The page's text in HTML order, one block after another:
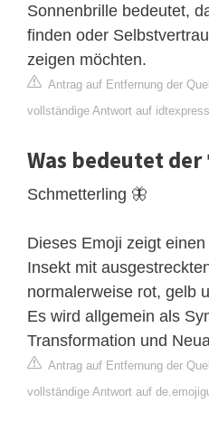
Sonnenbrille bedeutet,
finden oder
zeigen möchten.
Antrag auf Entfernung der
vollständige Antwort auf
Was bedeutet der
Schmetterling 🦋
Dieses Emoji zeigt
Insekt mit
normalerweise rot, gelb
Es wird allgemein als
Transformation und
Antrag auf Entfernung der
vollständige Antwort auf